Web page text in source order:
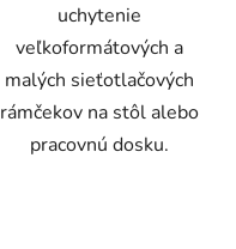
uchytenie
veľkoformátových a
malých sieťotlačových
rámčekov na stôl alebo
pracovnú dosku.